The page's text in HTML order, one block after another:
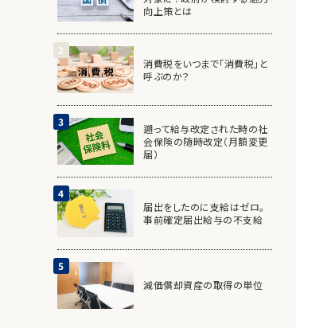
向上策とは
消費税をいつまで「消費税」と
呼ぶのか？
遡って給与改定された時の社
会保険の随時改定（月額変更
届）
届出をしたのに支給はゼロ。
事前確定届出給与の不支給
減価償却資産の取得の単位